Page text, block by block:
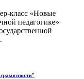
класс «Новые
педагогике»